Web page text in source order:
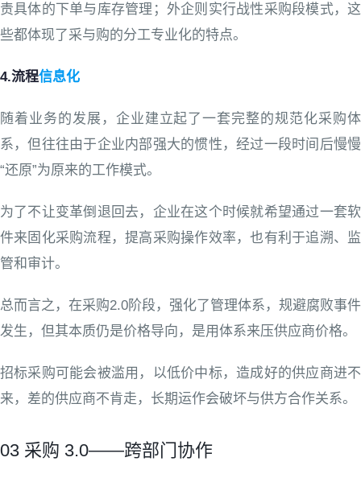
责具体的下单与库存管理；外企则实行战性采购段模式，这
些都体现了采与购的分工专业化的特点。
4.流程信息化
随着业务的发展，企业建立起了一套完整的规范化采购体
系，但往往由于企业内部强大的惯性，经过一段时间后慢慢
“还原”为原来的工作模式。
为了不让变革倒退回去，企业在这个时候就希望通过一套软
件来固化采购流程，提高采购操作效率，也有利于追溯、监
管和审计。
总而言之，在采购2.0阶段，强化了管理体系，规避腐败事件
发生，但其本质仍是价格导向，是用体系来压供应商价格。
招标采购可能会被滥用，以低价中标，造成好的供应商进不
来，差的供应商不肯走，长期运作会破坏与供方合作关系。
03 采购 3.0——跨部门协作